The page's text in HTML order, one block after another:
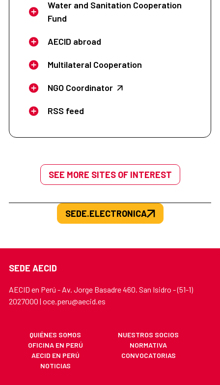
Water and Sanitation Cooperation
Fund
AECID abroad
Multilateral Cooperation
NGO Coordinator
RSS feed
SEE MORE SITES OF INTEREST
SEDE.ELECTRONICA
SEDE AECID
AECID en Perú - Av. Jorge Basadre 460. San Isidro - (51-1)
2027000 | oce.peru@aecid.es
QUIÉNES SOMOS
NUESTROS SOCIOS
OFICINA EN PERÚ
NORMATIVA
AECID EN PERÚ
CONVOCATORIAS
NOTICIAS